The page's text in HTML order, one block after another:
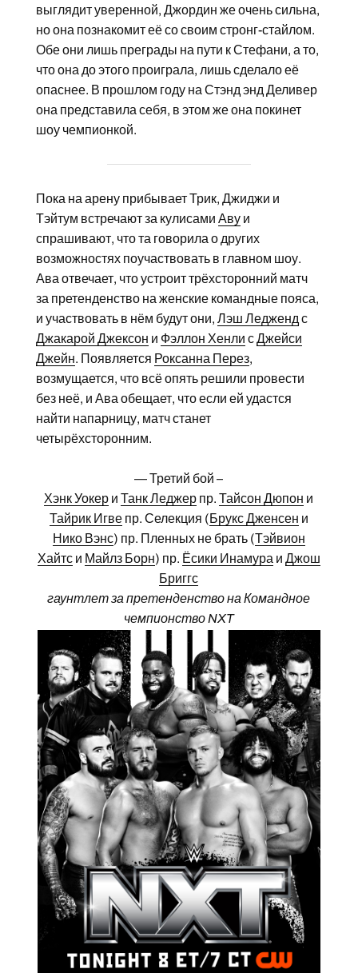
выглядит уверенной, Джордин же очень сильна,
но она познакомит её со своим стронг-стайлом.
Обе они лишь преграды на пути к Стефани, а то,
что она до этого проиграла, лишь сделало её
опаснее. В прошлом году на Стэнд энд Деливер
она представила себя, в этом же она покинет
шоу чемпионкой.
Пока на арену прибывает Трик, Джиджи и
Тэйтум встречают за кулисами Авуи
спрашивают, что та говорила о других
возможностях поучаствовать в главном шоу.
Ава отвечает, что устроит трёхсторонний матч
за претенденство на женские командные пояса,
и участвовать в нём будут они, Лэш Ледженд с
Джакарой Джексон и Фэллон Хенли сДжейси
Джейн. Появляется Роксанна Перез,
возмущается, что всё опять решили провести
без неё, и Ава обещает, что если ей удастся
найти напарницу, матч станет
четырёхсторонним.
— Третий бой –
Хэнк Уокер иТанк Леджер пр.Тайсон Дюпон и
Тайрик Игвепр. Селекция (Брукс Дженсен и
Нико Вэнс) пр. Пленных не брать (Тэйвион
Хайтси Майлз Борн) пр. Ёсики Инамура и Джош
Бриггс
гаунтлет за претенденство на Командное
чемпионство NXT